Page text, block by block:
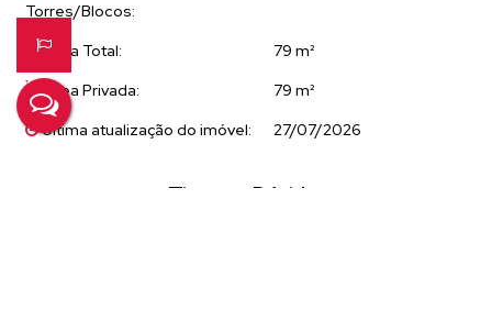
Torres/Blocos:
Área Total:
79 m²
Área Privada:
79 m²
Última atualização do imóvel:
27/07/2026
Tire suas Dúvidas